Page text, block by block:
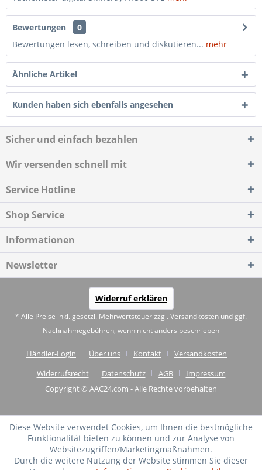
Bewertungen
0
Bewertungen lesen, schreiben und diskutieren... mehr
Ähnliche Artikel
Kunden haben sich ebenfalls angesehen
Sicher und einfach bezahlen
Wir versenden schnell mit
Service Hotline
Shop Service
Informationen
Newsletter
Widerruf erklären
* Alle Preise inkl. gesetzl. Mehrwertsteuer zzgl. Versandkosten und ggf.
Nachnahmegebühren, wenn nicht anders beschrieben
Händler-Login Über uns Kontakt
Versandkosten
Widerrufsrecht
Datenschutz AGB
Impressum
Copyright © AAC24.com - Alle Rechte vorbehalten
Diese Website verwendet Cookies, um Ihnen die bestmögliche
Funktionalität bieten zu können und zur Analyse von
Websitezugriffen/Marketingmaßnahmen.
Durch die weitere Nutzung der Website stimmen Sie dieser